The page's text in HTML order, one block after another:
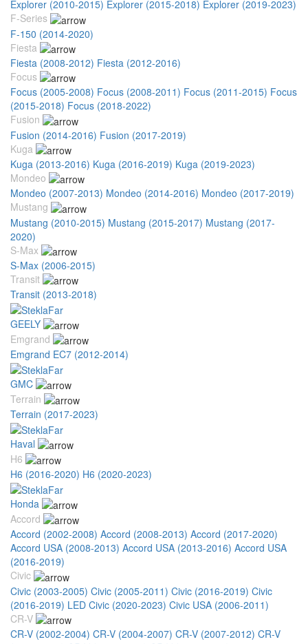
Explorer (2010-2015) Explorer (2015-2018) Explorer (2019-2023)
F-Series
F-150 (2014-2020)
Fiesta
Fiesta (2008-2012) Fiesta (2012-2016)
Focus
Focus (2005-2008) Focus (2008-2011) Focus (2011-2015) Focus
(2015-2018) Focus (2018-2022)
Fusion
Fusion (2014-2016) Fusion (2017-2019)
Kuga
Kuga (2013-2016) Kuga (2016-2019) Kuga (2019-2023)
Mondeo
Mondeo (2007-2013) Mondeo (2014-2016) Mondeo (2017-2019)
Mustang
Mustang (2010-2015) Mustang (2015-2017) Mustang (2017-
2020)
S-Max
S-Max (2006-2015)
Transit
Transit (2013-2018)
GEELY
Emgrand
Emgrand EC7 (2012-2014)
GMC
Terrain
Terrain (2017-2023)
Haval
H6
H6 (2016-2020) H6 (2020-2023)
Honda
Accord
Accord (2002-2008) Accord (2008-2013) Accord (2017-2020)
Accord USA (2008-2013) Accord USA (2013-2016) Accord USA
(2016-2019)
Civic
Civic (2003-2005) Civic (2005-2011) Civic (2016-2019) Civic
(2016-2019) LED Civic (2020-2023) Civic USA (2006-2011)
CR-V
CR-V (2002-2004) CR-V (2004-2007) CR-V (2007-2012) CR-V